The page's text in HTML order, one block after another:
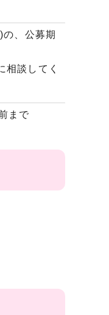
、公募期
談してく
まで